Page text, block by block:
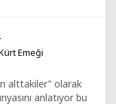
Emeği
alttakiler” olarak
anlatıyor bu